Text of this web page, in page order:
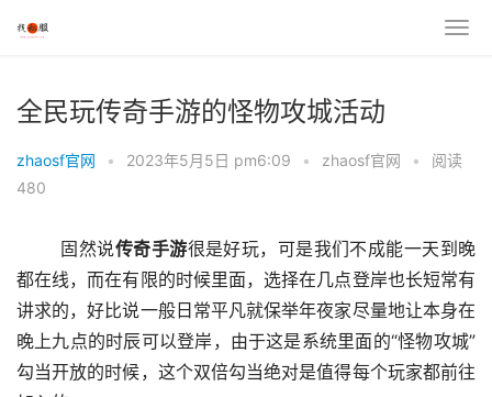
全民玩传奇手游的怪物攻城活动
zhaosf官网 • 2023年5月5日 pm6:09 • zhaosf官网 •
阅读
480
	固然说
传奇手游很是好玩，可是我们不成能一天到晚
都在线，而在有限的时候里面，选择在几点登岸也长短常有
讲求的，好比说一般日常平凡就保举年夜家尽量地让本身在
晚上九点的时辰可以登岸，由于这是系统里面的“怪物攻城”
勾当开放的时候，这个双倍勾当绝对是值得每个玩家都前往